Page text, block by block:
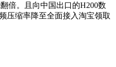
倍。且向中国出口的H200数
压缩率降至全面接入淘宝领取